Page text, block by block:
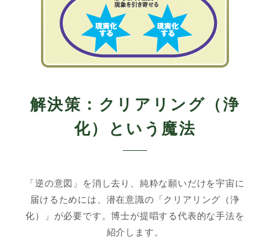
解決策：クリアリング（浄
化）という魔法
「逆の意図」を消し去り、純粋な願いだけを宇宙に
届けるためには、潜在意識の「クリアリング（浄
化）」が必要です。博士が提唱する代表的な手法を
紹介します。